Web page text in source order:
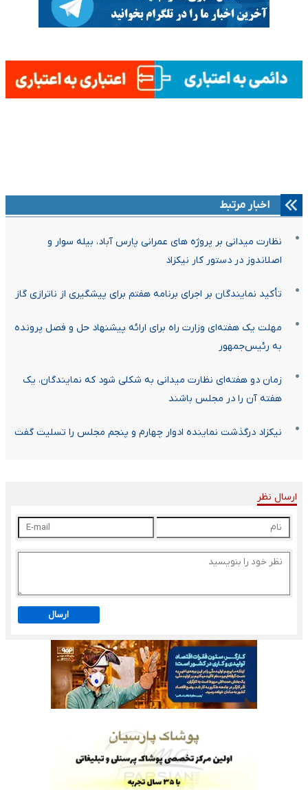
اخبار مرتبط
نظارت میدانی بر پروژه های عمرانی پارس آباد، بیله سوار و
اصلاندوز در دستور کار نیکزاد
تأکید نمایندگان بر اجرای برنامه هفتم برای پیشگیری از ناترازی گاز
مهلت یک هفته‌ای وزارت راه برای ارائه پیشنهاد حل و فصل پرونده
به رئیس‌جمهور
زمان دو هفته‌ای نظارت میدانی به شکلی شود که نمایندگان، یک
هفته آن را در مجلس باشند
نیکزاد درگذشت نماینده ادوار چهارم و پنجم مجلس را تسلیت گفت
ارسال نظر
ارسال